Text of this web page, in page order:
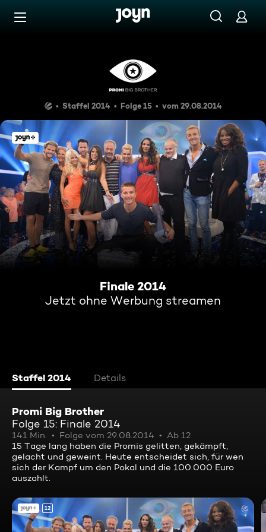
Zum Inhalt springen
Finale 2014
Staffel 2014 Folge 15 vom 29.08.2014
Finale 2014
Jetzt ohne Werbung streamen
Staffel 2014 Details
Promi Big Brother
Folge 15: Finale 2014
141 Min. Folge vom 29.08.2014
Ab 12
15 Tage lang haben die Promis gelitten, gekämpft,
gelacht und geweint. Heute entscheidet sich, für wen
sich der Kampf um den Pokal und die 100.000 Euro
auszahlt.
12